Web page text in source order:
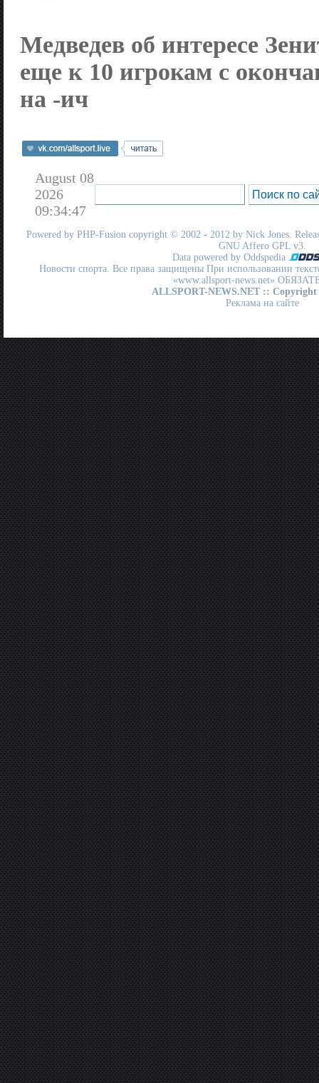
Медведев об интересе
еще к 10 игрокам с
на -ич
August 08
2026
09:34:47
Powered by PHP-Fusion copyright © 2002 - 2012 by Nick Jones.
GNU Affero GPL v3.
Data powered by Oddspedia
Новости спорта. Все права защищены При использовании
«www.allsport-news.net»
ALLSPORT-NEWS.NET :: Copyright
Реклама на сайте